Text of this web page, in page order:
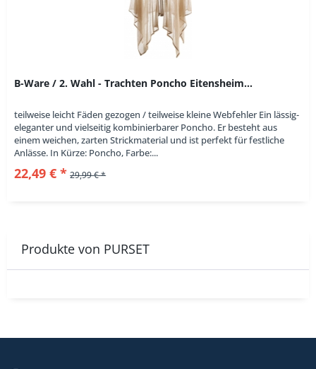
B-Ware / 2. Wahl - Trachten Poncho Eitensheim...
teilweise leicht Fäden gezogen / teilweise kleine Webfehler Ein lässig-
eleganter und vielseitig kombinierbarer Poncho. Er besteht aus
einem weichen, zarten Strickmaterial und ist perfekt für festliche
Anlässe. In Kürze: Poncho, Farbe:...
22,49 € * 29,99 € *
Produkte von PURSET